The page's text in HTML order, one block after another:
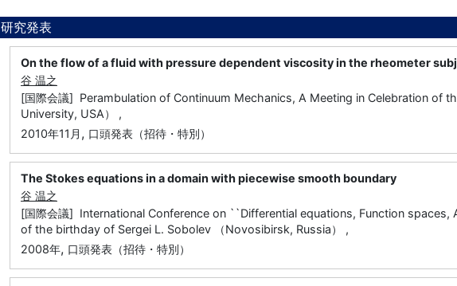
研究発表
On the flow of a fluid with pressure dependent viscosity in the rheometer
谷 温之
[国際会議] Perambulation of Continuum Mechanics, A Meeting in Celebration of
University, USA） ,
2010年11月 , 口頭発表（招待・特別）
The Stokes equations in a domain with piecewise smooth boundary
谷 温之
[国際会議] International Conference on ``Differential equations, Function
of the birthday of Sergei L. Sobolev （Novosibirsk, Russia） ,
2008年, 口頭発表（招待・特別）